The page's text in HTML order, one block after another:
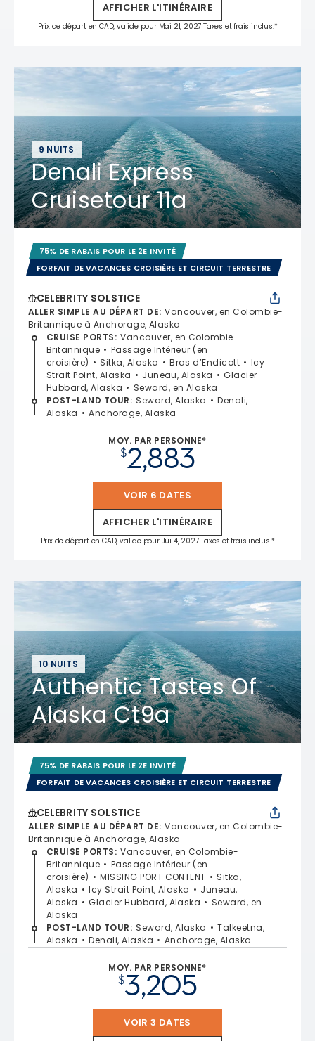
AFFICHER L'ITINÉRAIRE
Prix de départ en CAD, valide pour Mai 21, 2027 Taxes et frais inclus.*
9 NUITS
Denali Express
Cruisetour 11a
75% DE RABAIS POUR LE 2E INVITÉ
FORFAIT DE VACANCES CROISIÈRE ET CIRCUIT TERRESTRE
CELEBRITY SOLSTICE
ALLER SIMPLE AU DÉPART DE: Vancouver, en Colombie-
Britannique à Anchorage, Alaska
CRUISE PORTS: Vancouver, en Colombie-
Britannique
Passage Intérieur (en
croisière)
Sitka, Alaska Bras d’Endicott
Icy
Strait Point, Alaska
Juneau, Alaska
Glacier
Hubbard, Alaska
Seward, en Alaska
POST-LAND TOUR: Seward, Alaska
Denali,
Alaska
Anchorage, Alaska
MOY. PAR PERSONNE*
$2,883
VOIR 6 DATES
AFFICHER L'ITINÉRAIRE
Prix de départ en CAD, valide pour Jui 4, 2027 Taxes et frais inclus.*
10 NUITS
Authentic Tastes Of
Alaska Ct9a
75% DE RABAIS POUR LE 2E INVITÉ
FORFAIT DE VACANCES CROISIÈRE ET CIRCUIT TERRESTRE
CELEBRITY SOLSTICE
ALLER SIMPLE AU DÉPART DE: Vancouver, en Colombie-
Britannique à Anchorage, Alaska
CRUISE PORTS: Vancouver, en Colombie-
Britannique
Passage Intérieur (en
croisière)
MISSING PORT CONTENT
Sitka,
Alaska
Icy Strait Point, Alaska
Juneau,
Alaska
Glacier Hubbard, Alaska
Seward, en
Alaska
POST-LAND TOUR: Seward, Alaska
Talkeetna,
Alaska
Denali, Alaska Anchorage, Alaska
MOY. PAR PERSONNE*
$3,205
VOIR 3 DATES